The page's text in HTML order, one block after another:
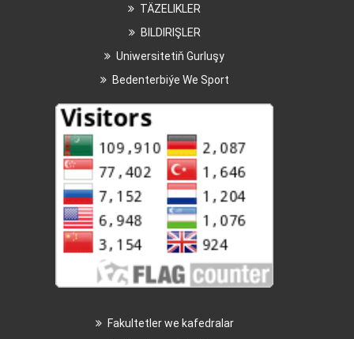
TÄZELIKLER
BILDIRIŞLER
Uniwersitetiň Gurluşy
Bedenterbiýe We Sport
Fakultetler we kafedralar